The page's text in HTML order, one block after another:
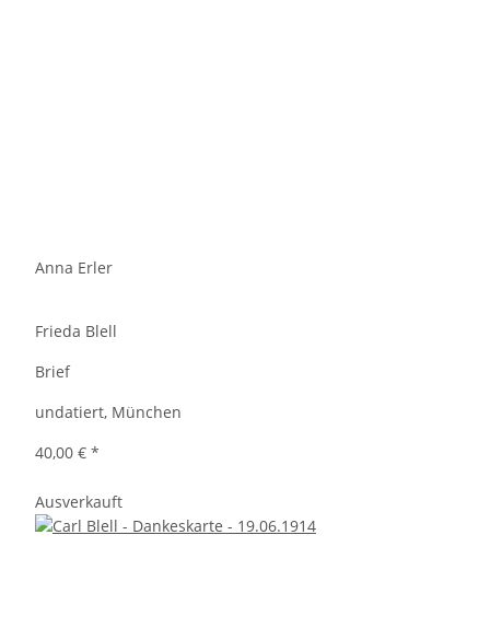
Anna Erler
Frieda Blell
Brief
undatiert, München
40,00 € *
Ausverkauft